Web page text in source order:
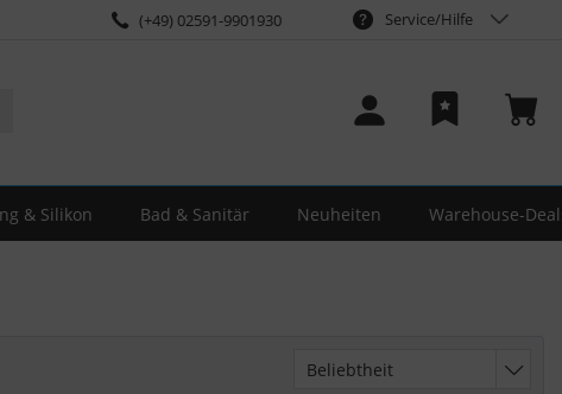
(+49) 02591-9901930 Service/Hilfe
& Silikon Bad & Sanitär Neuheiten Warehouse-